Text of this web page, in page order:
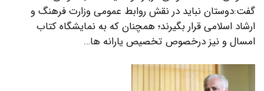
گفت:دوستان نباید در نقش روابط عمومی وزارت فرهنگ و
ارشاد اسلامی قرار بگیرند؛ همچنان که به نمایشگاه کتاب
امسال و نیز درخصوص تخصیص یارانه ها…